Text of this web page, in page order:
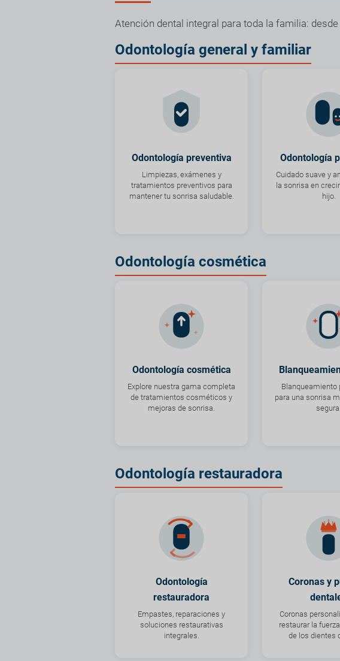
Atención dental integral para toda la familia:
Odontología general y familiar
Odontología preventiva
Limpiezas, exámenes y
tratamientos preventivos para
mantener tu sonrisa saludable.
Odontología
Cuidado suave y
la sonrisa en
hijo.
Odontología cosmética
Odontología cosmética
Explore nuestra gama completa
de tratamientos cosméticos y
mejoras de sonrisa.
Blanqueamiento
para una sonrisa
segura.
Odontología restauradora
Odontología
restauradora
Empastes, reparaciones y
soluciones restaurativas
integrales.
Coronas y
Coronas
restaurar la
de los dientes